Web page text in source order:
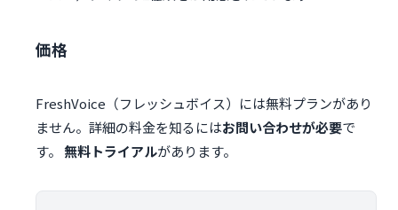
価格
FreshVoice（フレッシュボイス）には無料プランがあり
ません。詳細の料金を知るにはお問い合わせが必要で
す。 無料トライアルがあります。